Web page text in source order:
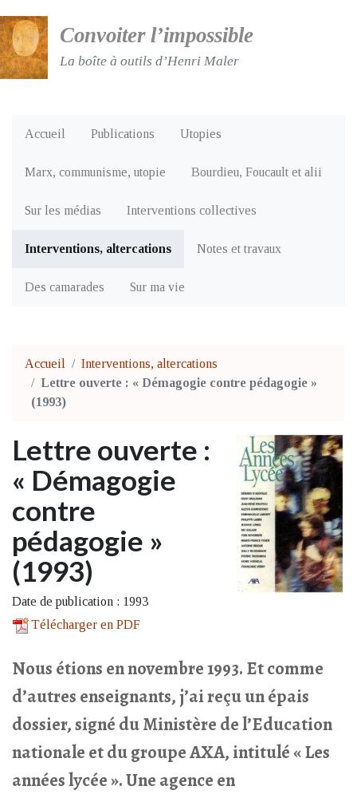
Convoiter l’impossible
La boîte à outils d’Henri Maler
Accueil Publications Utopies
Marx, communisme, utopie Bourdieu, Foucault et alii
Sur les médias Interventions collectives
Interventions, altercations Notes et travaux
Des camarades Sur ma vie
Accueil
Interventions, altercations
Lettre ouverte : « Démagogie contre pédagogie »
(1993)
Lettre ouverte :
« Démagogie
contre
pédagogie »
(1993)
Date de publication : 1993
Télécharger en PDF
Nous étions en novembre 1993. Et comme
d’autres enseignants, j’ai reçu un épais
dossier, signé du Ministère de l’Education
nationale et du groupe AXA, intitulé « Les
années lycée ». Une agence en